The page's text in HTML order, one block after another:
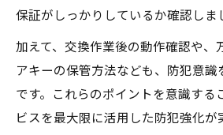
保証がしっかりしているか確認しま
加えて、交換作業後の動作確認や、
アキーの保管方法なども、防犯意識
です。これらのポイントを意識する
ビスを最大限に活用した防犯強化が